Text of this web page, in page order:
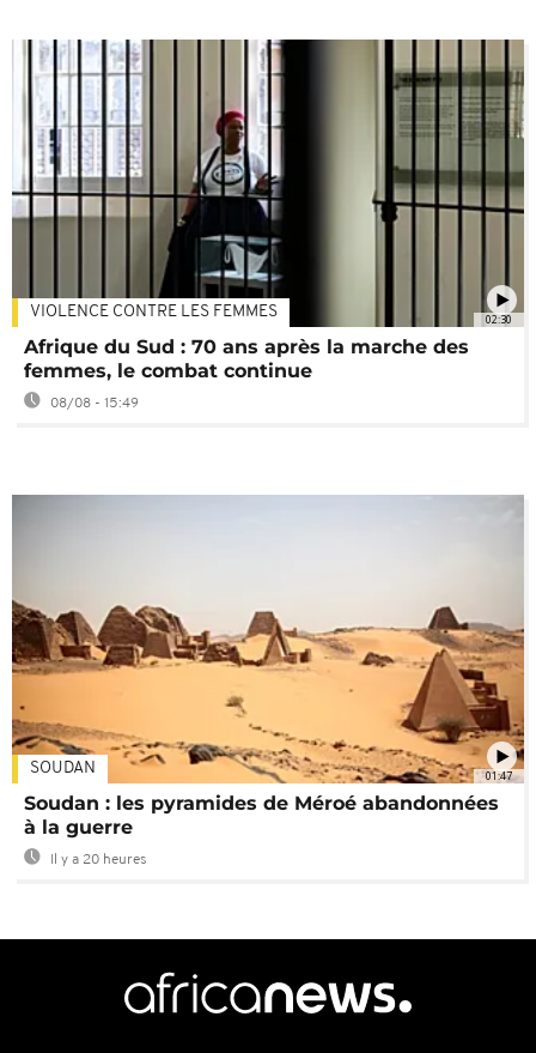
02:30
VIOLENCE CONTRE LES FEMMES
Afrique du Sud : 70 ans après la marche des
femmes, le combat continue
08/08 - 15:49
01:47
SOUDAN
Soudan : les pyramides de Méroé abandonnées
à la guerre
Il y a 20 heures